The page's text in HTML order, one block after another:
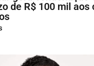
de R$ 100 mil aos